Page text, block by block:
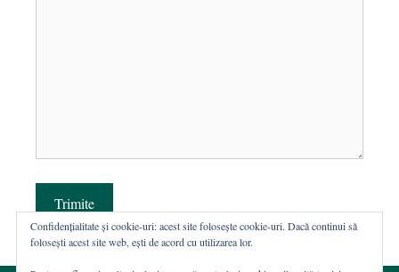
Trimite
Confidențialitate și cookie-uri: acest site folosește cookie-uri. Dacă continui să
folosești acest site web, ești de acord cu utilizarea lor.